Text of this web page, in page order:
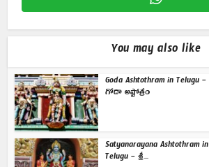
You may also like
Goda Ashtothram in Telugu –
గోదా అష్టోత్రం
Satyanarayana Ashtothram in
Telugu – శ్రీ...